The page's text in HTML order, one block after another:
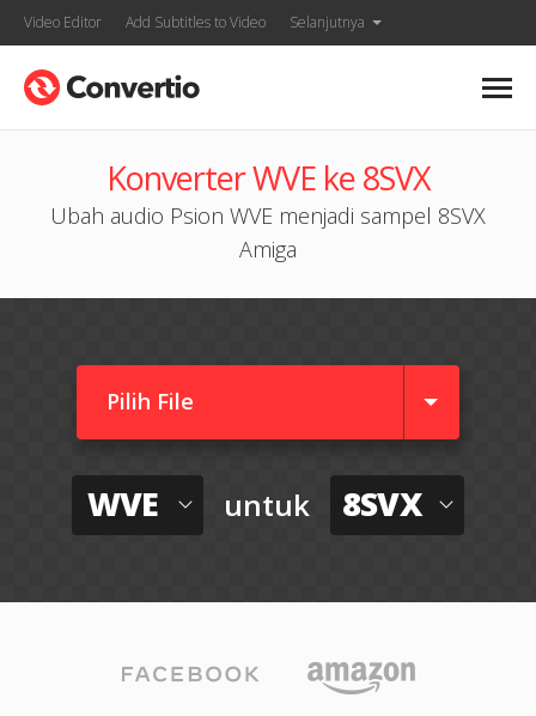
Video Editor Add Subtitles to Video Selanjutnya
Konverter WVE ke 8SVX
Ubah audio Psion WVE menjadi sampel 8SVX
Amiga
Pilih File
WVE untuk 8SVX